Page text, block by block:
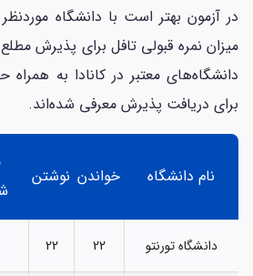
در آزمون بهتر است با دانشگاه
میزان نمره قبولی تافل برای پذیرش
دانشگاه‌های معتبر در کانادا به همراه
برای دریافت پذیرش معرفی شده‌اند.
نام دانشگاه خواندن نوشتن
دانشگاه تورنتو 22
22